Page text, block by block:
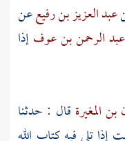
عبد العزيز بن رفيععن
عبد الرحمن بن عوفإذا
بن المغيرة قال : حدثنا